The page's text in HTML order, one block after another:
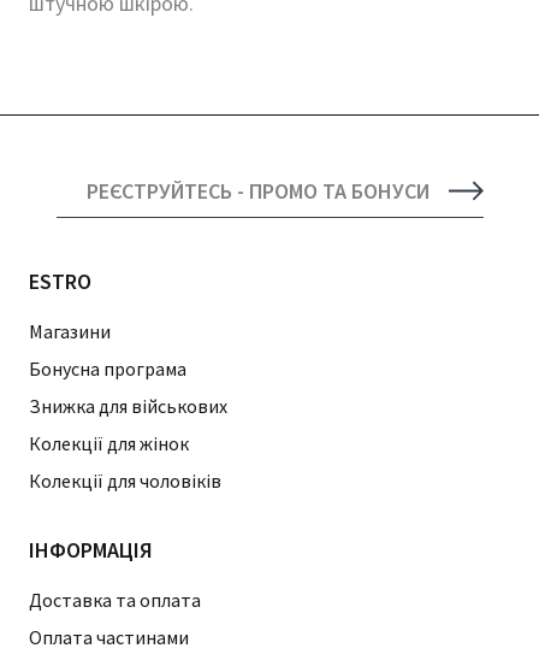
РЕЄСТРУЙТЕСЬ - ПРОМО ТА БОНУСИ
ESTRO
Магазини
Бонусна програма
Знижка для військових
Колекції для жінок
Колекції для чоловіків
ІНФОРМАЦІЯ
Доставка та оплата
Оплата частинами